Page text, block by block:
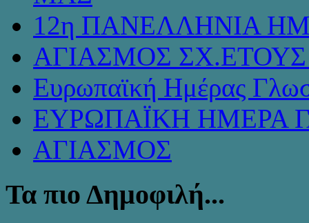
12η ΠΑΝΕΛΛΗΝΙΑ
ΑΓΙΑΣΜΟΣ ΣΧ.ΕΤΟΥΣ
Ευρωπαϊκή Ημέρας
ΕΥΡΩΠΑΪΚΗ ΗΜΕΡΑ
ΑΓΙΑΣΜΟΣ
Τα πιο Δημοφιλή...